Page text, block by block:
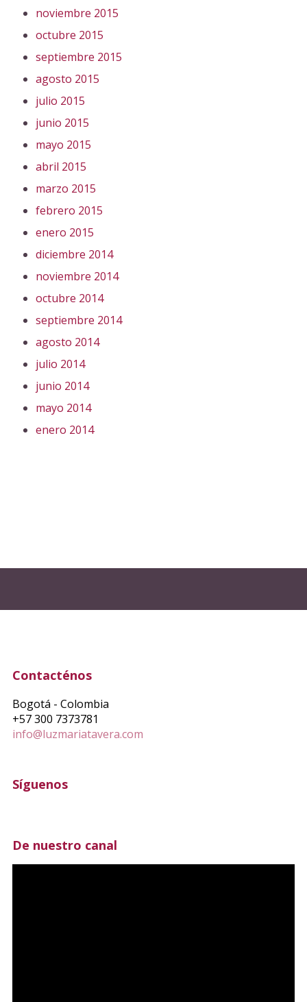
noviembre 2015
octubre 2015
septiembre 2015
agosto 2015
julio 2015
junio 2015
mayo 2015
abril 2015
marzo 2015
febrero 2015
enero 2015
diciembre 2014
noviembre 2014
octubre 2014
septiembre 2014
agosto 2014
julio 2014
junio 2014
mayo 2014
enero 2014
Contacténos
Bogotá - Colombia
+57 300 7373781
info@luzmariatavera.com
Síguenos
De nuestro canal